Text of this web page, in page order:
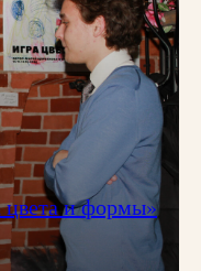
цвета и формы»